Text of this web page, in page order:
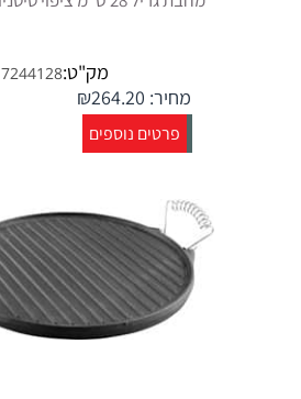
מק"ט:7244128
מחיר: ₪264.20
פרטים נוספים